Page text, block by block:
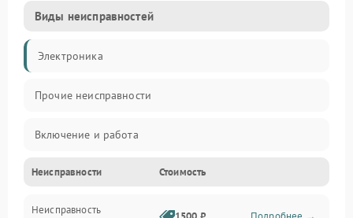
Виды неисправностей
Электроника
Прочие неисправности
Включение и работа
Работа с нагрузкой
Звук и индикация
Неисправности Стоимость
Неисправность